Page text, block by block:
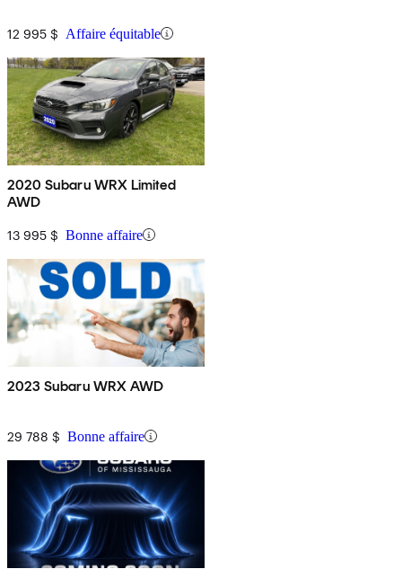
12 995 $ Affaire équitable
2020 Subaru WRX Limited
AWD
13 995 $ Bonne affaire
2023 Subaru WRX AWD
29 788 $ Bonne affaire